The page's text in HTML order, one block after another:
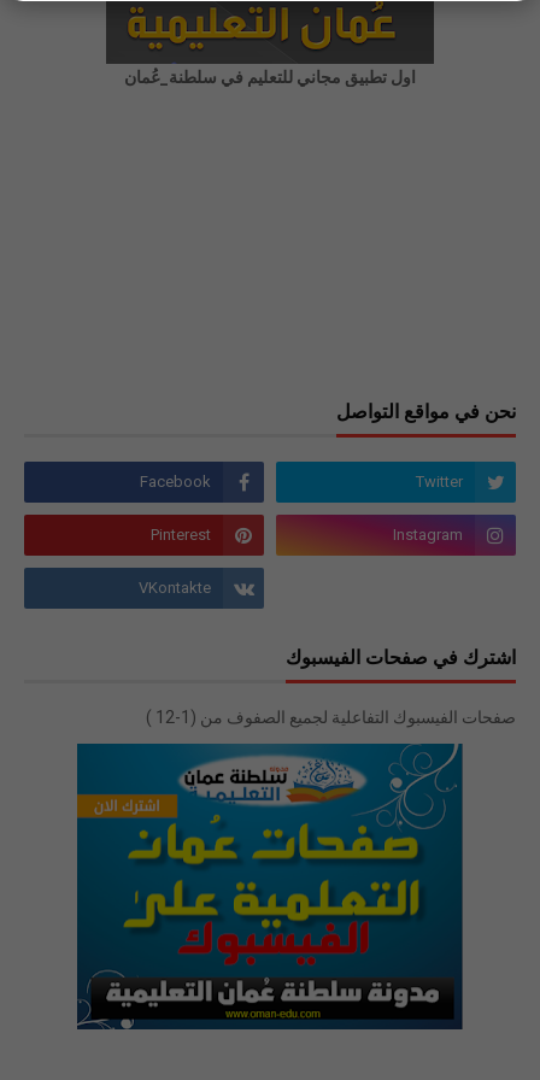
اول تطبيق مجاني للتعليم في سلطنة_عُمان
نحن في مواقع التواصل
اشترك في صفحات الفيسبوك
صفحات الفيسبوك التفاعلية لجميع الصفوف من (1-12 )